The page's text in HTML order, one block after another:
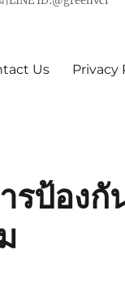
Us Privacy
รป้อง